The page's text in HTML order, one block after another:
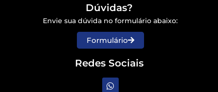
Dúvidas?
Envie sua dúvida no formulário abaixo:
Formulário
Redes Sociais